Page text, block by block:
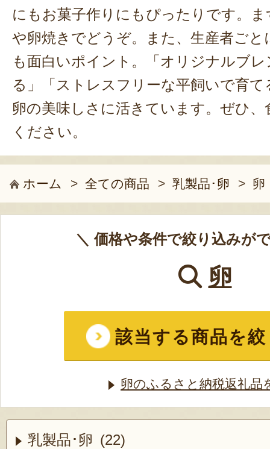
にもお菓子作りにもぴったりです。
や卵焼きでどうぞ。また、生産者ご
も面白いポイント。「オリジナルブ
る」「ストレスフリーな平飼いで育
卵の美味しさに活きています。ぜひ
ください。
ホーム > 全ての商品 > 乳製品･卵 > 卵
＼ 価格や条件で絞り込みが
卵
該当する商品を
卵のふるさと納税返礼品
乳製品･卵 (22)